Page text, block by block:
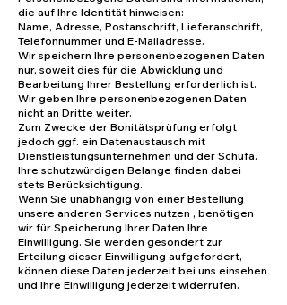
die auf Ihre Identität hinweisen:
Name, Adresse, Postanschrift, Lieferanschrift,
Telefonnummer und E-Mailadresse.
Wir speichern Ihre personenbezogenen Daten
nur, soweit dies für die Abwicklung und
Bearbeitung Ihrer Bestellung erforderlich ist.
Wir geben Ihre personenbezogenen Daten
nicht an Dritte weiter.
Zum Zwecke der Bonitätsprüfung erfolgt
jedoch ggf. ein Datenaustausch mit
Dienstleistungsunternehmen und der Schufa.
Ihre schutzwürdigen Belange finden dabei
stets Berücksichtigung.
Wenn Sie unabhängig von einer Bestellung
unsere anderen Services nutzen , benötigen
wir für Speicherung Ihrer Daten Ihre
Einwilligung. Sie werden gesondert zur
Erteilung dieser Einwilligung aufgefordert,
können diese Daten jederzeit bei uns einsehen
und Ihre Einwilligung jederzeit widerrufen.